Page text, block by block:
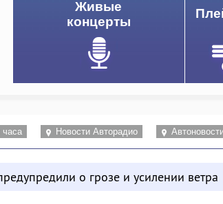
Живые
концерты
часа Новости Авторадио
о грозе и усилении ветра